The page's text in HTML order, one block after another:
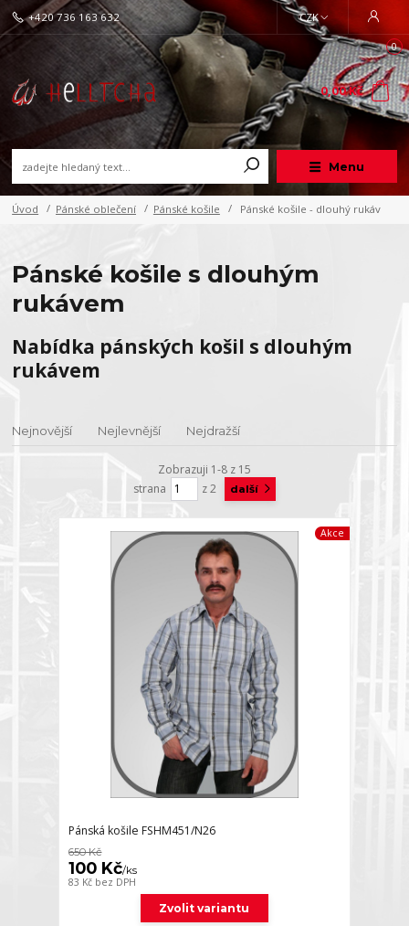
Menu
CZK
+420 736 163 632
0
0,00 Kč
Úvod Pánské oblečení Pánské košile Pánské košile - dlouhý rukáv
Pánské košile s dlouhým
rukávem
Nabídka pánských košil s dlouhým
rukávem
Nejnovější Nejlevnější Nejdražší
Zobrazuji 1-8 z 15
strana
z 2 další
Akce
Pánská košile FSHM451/N26
650 Kč
100 Kč/ks
83 Kč bez DPH
Zvolit variantu